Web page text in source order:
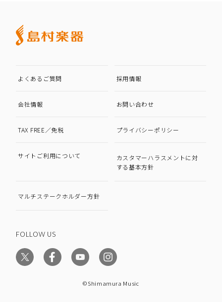
よくあるご質問 採用情報
会社情報 お問い合わせ
TAX FREE／免税 プライバシーポリシー
サイトご利用について
カスタマーハラスメントに対
する基本方針
マルチステークホルダー方針
FOLLOW US
©Shimamura Music